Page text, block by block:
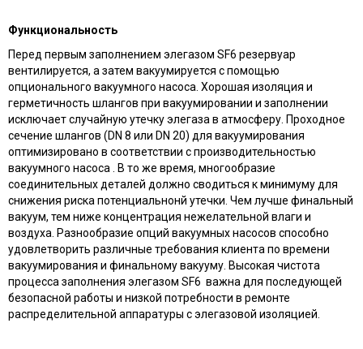
Функциональность
Перед первым заполнением элегазом SF6 резервуар
вентилируется, а затем вакуумируется с помощью
опционального вакуумного насоса. Хорошая изоляция и
герметичность шлангов при вакуумировании и заполнении
исключает случайную утечку элегаза в атмосферу. Проходное
сечение шлангов (DN 8 или DN 20) для вакуумирования
оптимизировано в соответствии с производительностью
вакуумного насоса . В то же время, многообразие
соединительных деталей должно сводиться к минимуму для
снижения риска потенциальнонй утечки. Чем лучше финальный
вакуум, тем ниже концентрация нежелательной влаги и
воздуха. Разнообразие опций вакуумных насосов способно
удовлетворить различные требования клиента по времени
вакуумирования и финальному вакууму. Высокая чистота
процесса заполнения элегазом SF6 важна для последующей
безопасной работы и низкой потребности в ремонте
распределительной аппаратуры с элегазовой изоляцией.